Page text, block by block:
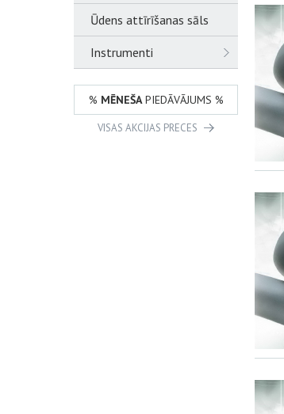
Ūdens attīrīšanas sāls
Instrumenti
% MĒNEŠAPIEDĀVĀJUMS %
VISAS AKCIJAS PRECES